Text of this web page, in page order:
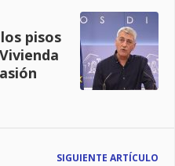
pisos
SIGUIENTE ARTÍCULO